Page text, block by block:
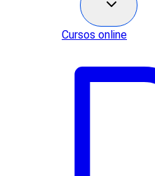
Cursos online